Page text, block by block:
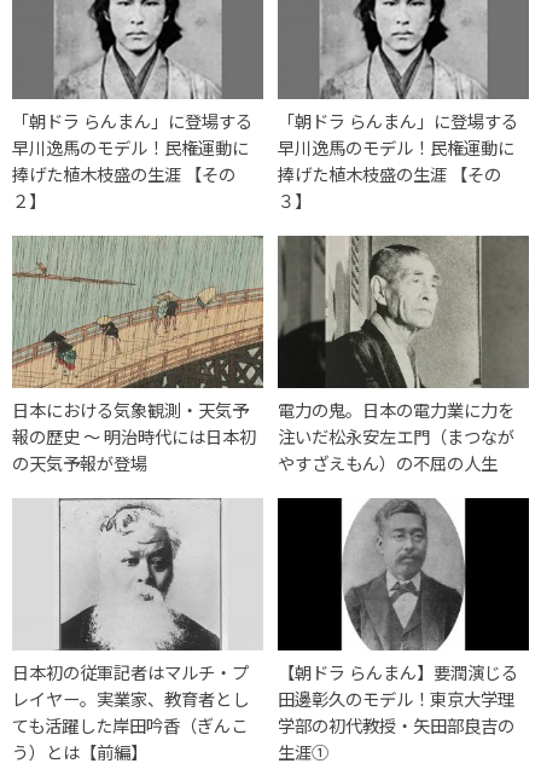
「朝ドラ らんまん」に登場する
早川逸馬のモデル！民権運動に
捧げた植木枝盛の生涯 【その
２】
「朝ドラ らんまん」に登場する
早川逸馬のモデル！民権運動に
捧げた植木枝盛の生涯 【その
３】
日本における気象観測・天気予
報の歴史 〜 明治時代には日本初
の天気予報が登場
電力の鬼。日本の電力業に力を
注いだ松永安左エ門（まつなが
やすざえもん）の不屈の人生
日本初の従軍記者はマルチ・プ
レイヤー。実業家、教育者とし
ても活躍した岸田吟香（ぎんこ
う）とは【前編】
【朝ドラ らんまん】要潤演じる
田邊彰久のモデル！東京大学理
学部の初代教授・矢田部良吉の
生涯①